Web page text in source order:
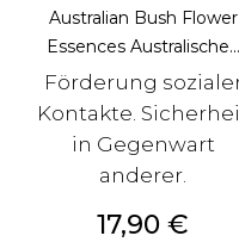
Australian Bush Flower
Essences Australische...
Förderung
Kontakte.
in Gegenwart
anderer.
Preis
17,90 €